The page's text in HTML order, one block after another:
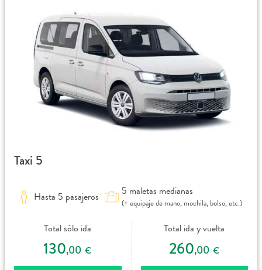
Taxi 5
Hasta 5 pasajeros 5 maletas medianas
(+ equipaje de mano, mochila, bolso, etc.)
Total sólo ida
130,00 €
Total ida y vuelta
260,00 €